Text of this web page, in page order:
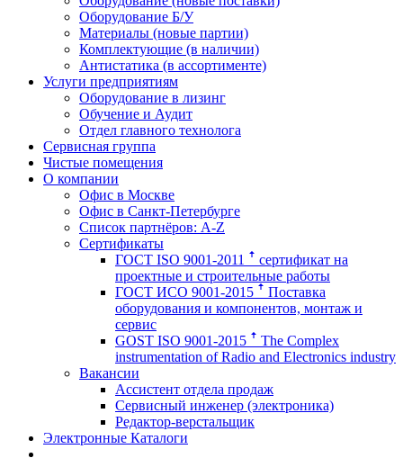
Оборудование Б/У
Материалы (новые партии)
Комплектующие (в наличии)
Антистатика (в ассортименте)
Услуги предприятиям
Оборудование в лизинг
Обучение и Аудит
Отдел главного технолога
Сервисная группа
Чистые помещения
О компании
Офис в Москве
Офис в Санкт-Петербурге
Список партнёров: A-Z
Сертификаты
ГОСТ ISO 9001-2011 ꜛ сертификат на
проектные и строительные работы
ГОСТ ИСО 9001-2015 ꜛ Поставка
оборудования и компонентов, монтаж и
сервис
GOST ISO 9001-2015 ꜛ The Complex
instrumentation of Radio and Electronics industry
Вакансии
Ассистент отдела продаж
Сервисный инженер (электроника)
Редактор-верстальщик
Электронные Каталоги